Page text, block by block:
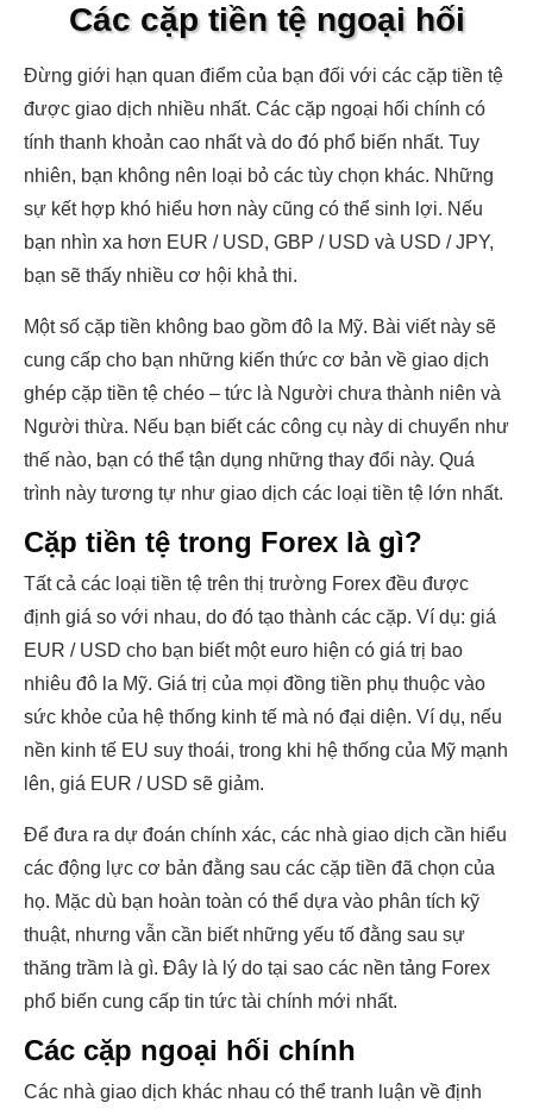
Các cặp tiền tệ ngoại hối
Đừng giới hạn quan điểm của bạn đối với các cặp tiền tệ
được giao dịch nhiều nhất. Các cặp ngoại hối chính có
tính thanh khoản cao nhất và do đó phổ biến nhất. Tuy
nhiên, bạn không nên loại bỏ các tùy chọn khác. Những
sự kết hợp khó hiểu hơn này cũng có thể sinh lợi. Nếu
bạn nhìn xa hơn EUR / USD, GBP / USD và USD / JPY,
bạn sẽ thấy nhiều cơ hội khả thi.
Một số cặp tiền không bao gồm đô la Mỹ. Bài viết này sẽ
cung cấp cho bạn những kiến thức cơ bản về giao dịch
ghép cặp tiền tệ chéo – tức là Người chưa thành niên và
Người thừa. Nếu bạn biết các công cụ này di chuyển như
thế nào, bạn có thể tận dụng những thay đổi này. Quá
trình này tương tự như giao dịch các loại tiền tệ lớn nhất.
Cặp tiền tệ trong Forex là gì?
Tất cả các loại tiền tệ trên thị trường Forex đều được
định giá so với nhau, do đó tạo thành các cặp. Ví dụ: giá
EUR / USD cho bạn biết một euro hiện có giá trị bao
nhiêu đô la Mỹ. Giá trị của mọi đồng tiền phụ thuộc vào
sức khỏe của hệ thống kinh tế mà nó đại diện. Ví dụ, nếu
nền kinh tế EU suy thoái, trong khi hệ thống của Mỹ mạnh
lên, giá EUR / USD sẽ giảm.
Để đưa ra dự đoán chính xác, các nhà giao dịch cần hiểu
các động lực cơ bản đằng sau các cặp tiền đã chọn của
họ. Mặc dù bạn hoàn toàn có thể dựa vào phân tích kỹ
thuật, nhưng vẫn cần biết những yếu tố đằng sau sự
thăng trầm là gì. Đây là lý do tại sao các nền tảng Forex
phổ biến cung cấp tin tức tài chính mới nhất.
Các cặp ngoại hối chính
Các nhà giao dịch khác nhau có thể tranh luận về định